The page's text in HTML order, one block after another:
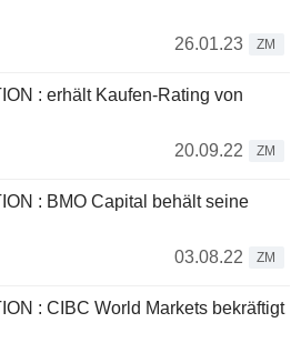
26.01.23
ZM
: erhält Kaufen-Rating von
20.09.22
ZM
: BMO Capital behält seine
03.08.22
ZM
: CIBC World Markets bekräftigt